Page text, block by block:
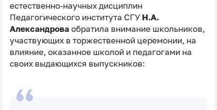
естественно-научных дисциплин
Педагогического института СГУ Н.А.
Александроваобратила внимание школьников,
участвующих в торжественной церемонии, на
влияние, оказанное школой и педагогами на
своих выдающихся выпускников: